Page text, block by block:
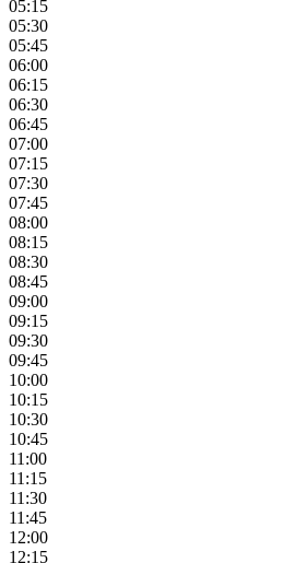
05:15
05:30
05:45
06:00
06:15
06:30
06:45
07:00
07:15
07:30
07:45
08:00
08:15
08:30
08:45
09:00
09:15
09:30
09:45
10:00
10:15
10:30
10:45
11:00
11:15
11:30
11:45
12:00
12:15